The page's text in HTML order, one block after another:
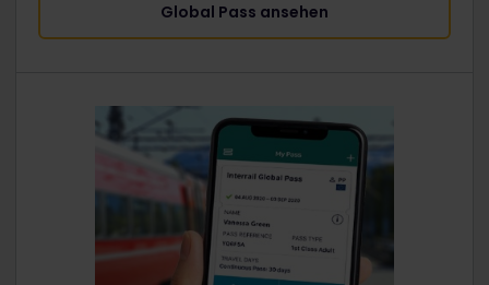
Global Pass ansehen